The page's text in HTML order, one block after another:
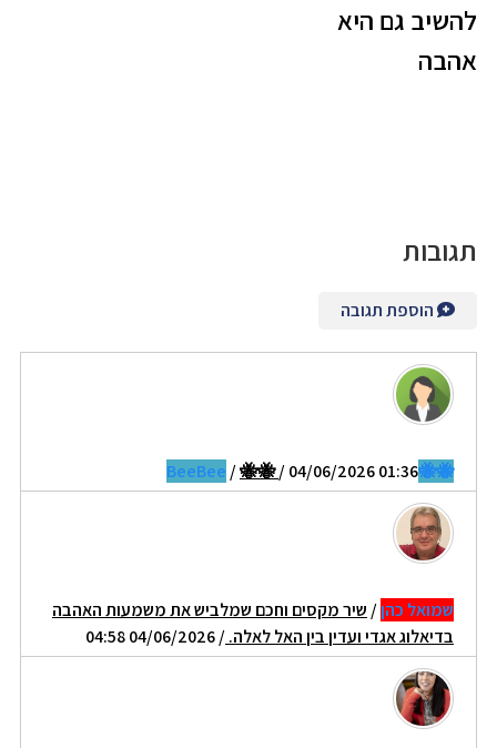
להשיב גם היא
אהבה
תגובות
הוספת תגובה
🐝🐝BeeBee
/🐝🐝/ 04/06/2026 01:36
שמואל כהן/ שיר מקסים וחכם שמלביש את משמעות האהבה
בדיאלוג אגדי ועדין בין האל לאלה./ 04/06/2026 04:58